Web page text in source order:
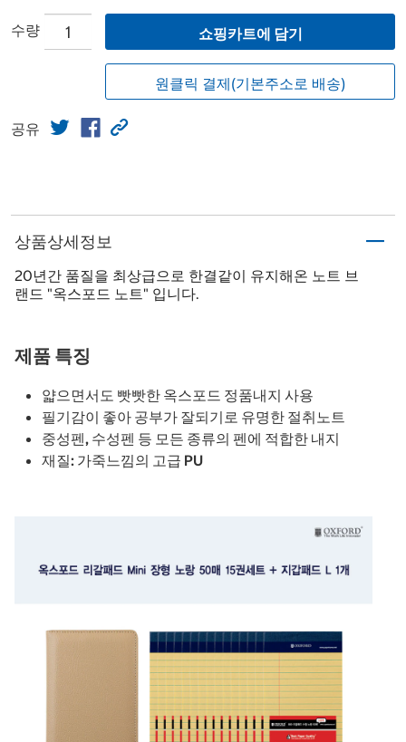
수량 쇼핑카트에 담기
원클릭 결제(기본주소로 배송)
공유
상품상세정보
20년간 품질을 최상급으로 한결같이 유지해온 노트 브
랜드 "옥스포드 노트" 입니다.
제품 특징
얇으면서도 빳빳한 옥스포드 정품내지 사용
필기감이 좋아 공부가 잘되기로 유명한 절취노트
중성펜, 수성펜 등 모든 종류의 펜에 적합한 내지
재질: 가죽느낌의 고급 PU